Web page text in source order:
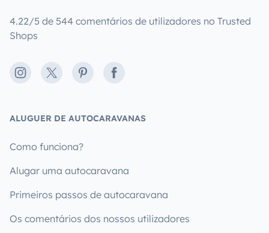
4.22/5 de 544 comentários de utilizadores no Trusted
Shops
Instagram
X PinterestFacebook
ALUGUER DE AUTOCARAVANAS
Como funciona?
Alugar uma autocaravana
Primeiros passos de autocaravana
Os comentários dos nossos utilizadores